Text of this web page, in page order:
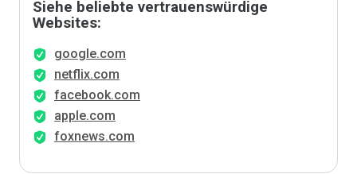
Siehe beliebte vertrauenswürdige
Websites:
google.com
netflix.com
facebook.com
apple.com
foxnews.com